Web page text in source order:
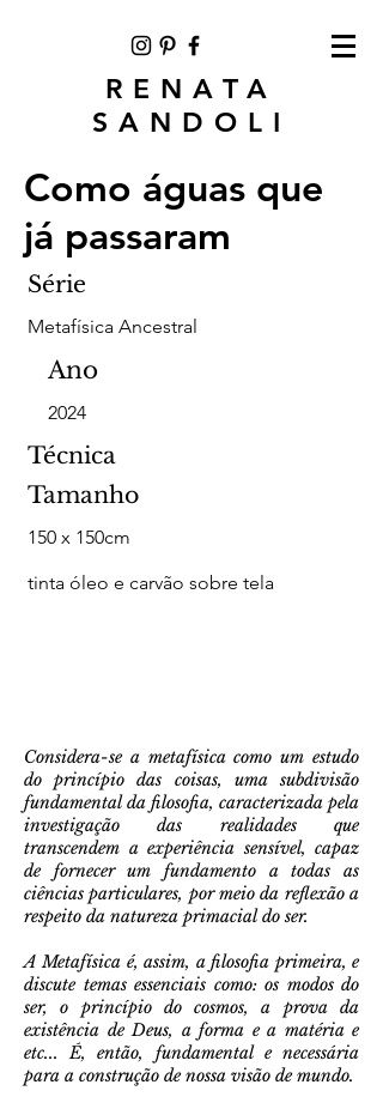
RENATA
SANDOLI
Como águas que
já passaram
Série
Metafísica Ancestral
Ano
2024
Técnica
Tamanho
150 x 150cm
tinta óleo e carvão sobre tela
Considera-se a metafísica como um estudo
do princípio das coisas, uma subdivisão
fundamental da filosofia, caracterizada pela
investigação das realidades que
transcendem a experiência sensível, capaz
de fornecer um fundamento a todas as
ciências particulares, por meio da reflexão a
respeito da natureza primacial do ser.
A Metafísica é, assim, a filosofia primeira, e
discute temas essenciais como: os modos do
ser, o princípio do cosmos, a prova da
existência de Deus, a forma e a matéria e
etc... É, então, fundamental e necessária
para a construção de nossa visão de mundo.